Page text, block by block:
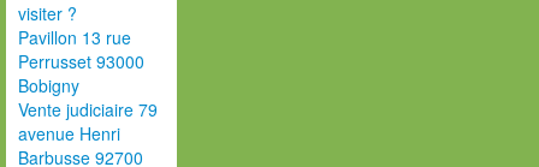
visiter ?
Pavillon 13 rue
Perrusset 93000
Bobigny
Vente judiciaire 79
avenue Henri
Barbusse 92700